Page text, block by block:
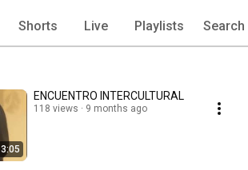
Shorts Live Playlists Search
3:05
ENCUENTRO INTERCULTURAL
118 views 9 months ago